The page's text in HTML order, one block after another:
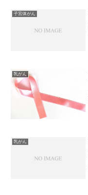
子宮体がん
乳がん
乳がん